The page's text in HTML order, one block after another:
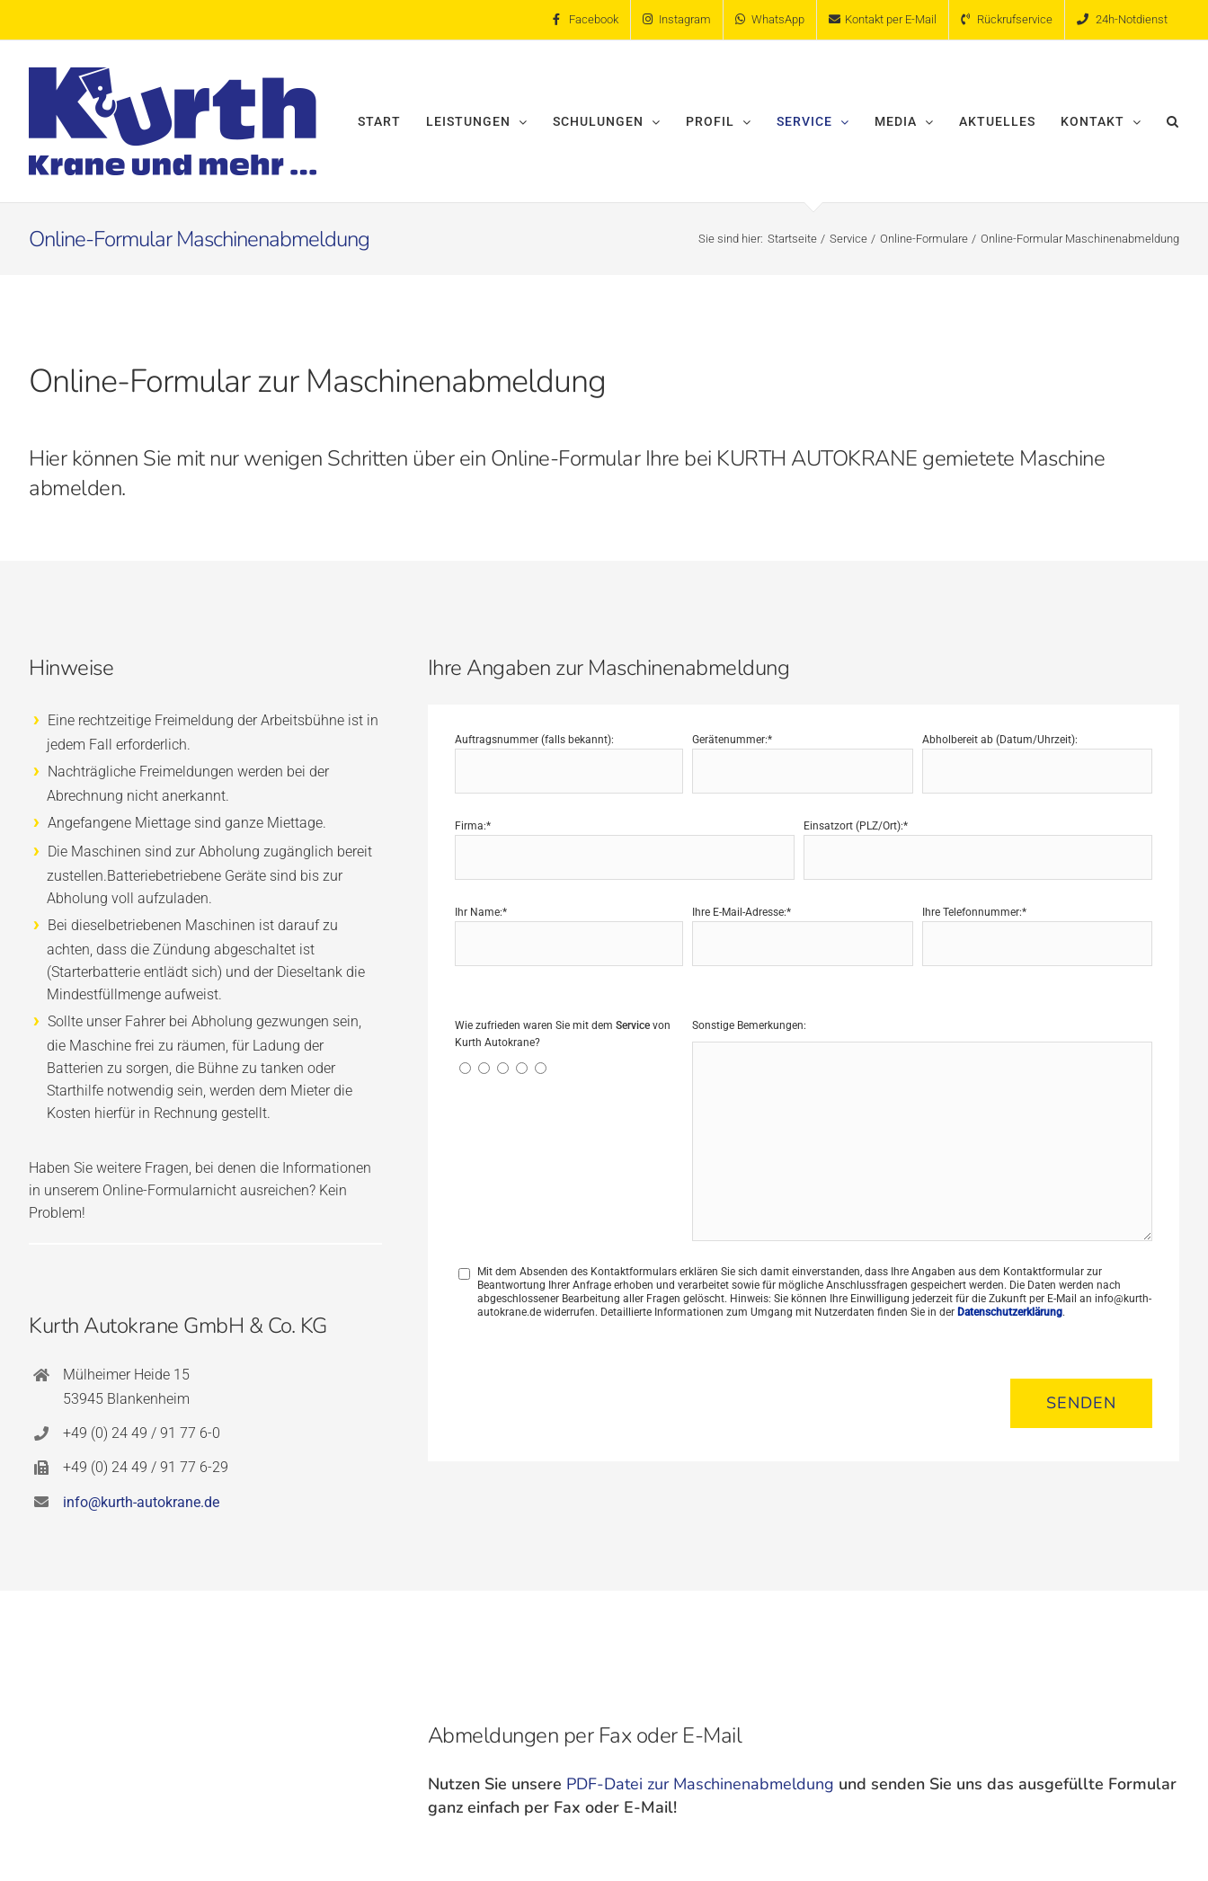
Facebook Instagram WhatsApp Kontakt per E-Mail Rückrufservice 24h-Notdienst
START LEISTUNGEN SCHULUNGEN PROFIL SERVICE MEDIA AKTUELLES KONTAKT
Online-Formular Maschinenabmeldung Sie sind hier: Startseite Service Online-Formulare Online-Formular Maschinenabmeldung
Online-Formular zur Maschinenabmeldung
Hier können Sie mit nur wenigen Schritten über ein Online-Formular Ihre bei KURTH AUTOKRANE gemietete Maschine
abmelden.
Hinweise
Eine rechtzeitige Freimeldung der Arbeitsbühne ist in
jedem Fall erforderlich.
Nachträgliche Freimeldungen werden bei der
Abrechnung nicht anerkannt.
Angefangene Miettage sind ganze Miettage.
Die Maschinen sind zur Abholung zugänglich bereit
zustellen.Batteriebetriebene Geräte sind bis zur
Abholung voll aufzuladen.
Bei dieselbetriebenen Maschinen ist darauf zu
achten, dass die Zündung abgeschaltet ist
(Starterbatterie entlädt sich) und der Dieseltank die
Mindestfüllmenge aufweist.
Sollte unser Fahrer bei Abholung gezwungen sein,
die Maschine frei zu räumen, für Ladung der
Batterien zu sorgen, die Bühne zu tanken oder
Starthilfe notwendig sein, werden dem Mieter die
Kosten hierfür in Rechnung gestellt.
Haben Sie weitere Fragen, bei denen die Informationen
in unserem Online-Formularnicht ausreichen? Kein
Problem!
Kurth Autokrane GmbH & Co. KG
Mülheimer Heide 15
53945 Blankenheim
+49 (0) 24 49 / 91 77 6-0
+49 (0) 24 49 / 91 77 6-29
info@kurth-autokrane.de
Ihre Angaben zur Maschinenabmeldung
Auftragsnummer (falls bekannt): Gerätenummer:* Abholbereit ab (Datum/Uhrzeit):
Firma:* Einsatzort (PLZ/Ort):*
Ihr Name:* Ihre E-Mail-Adresse:* Ihre Telefonnummer:*
Wie zufrieden waren Sie mit dem Servicevon
Kurth Autokrane?
Sonstige Bemerkungen:
Mit dem Absenden des Kontaktformulars erklären Sie sich damit einverstanden, dass Ihre Angaben aus dem Kontaktformular zur
Beantwortung Ihrer Anfrage erhoben und verarbeitet sowie für mögliche Anschlussfragen gespeichert werden. Die Daten werden nach
abgeschlossener Bearbeitung aller Fragen gelöscht. Hinweis: Sie können Ihre Einwilligung jederzeit für die Zukunft per E-Mail an info@kurth-
autokrane.de widerrufen. Detaillierte Informationen zum Umgang mit Nutzerdaten finden Sie in der Datenschutzerklärung.
Abmeldungen per Fax oder E-Mail
Nutzen Sie unsere PDF-Datei zur Maschinenabmeldung und senden Sie uns das ausgefüllte Formular
ganz einfach per Fax oder E-Mail!